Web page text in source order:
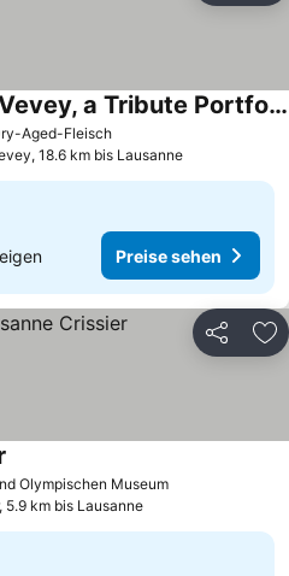
Aged-FleischPreise sehen
Modern Times Hotel, Vevey, a Tribute Portfolio Hotel
18.6 km bis Lausanne
Preise sehen
Teilen
Olympischen MuseumPreise sehen
5.9 km bis Lausanne